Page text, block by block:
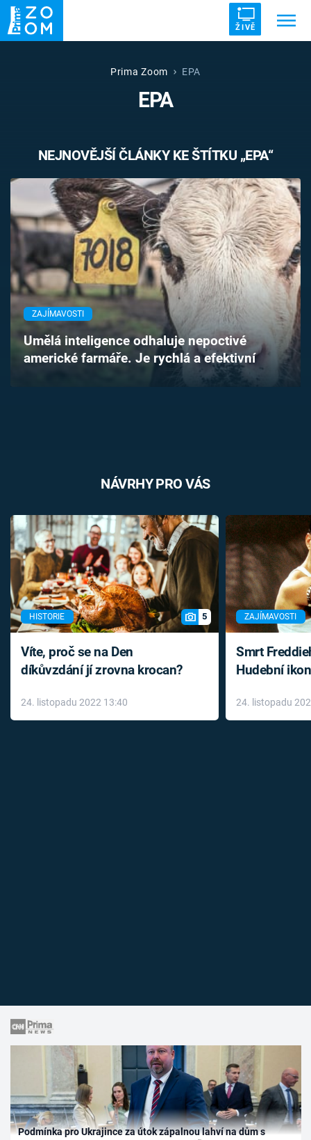
ŽIVĚ
UFO DRUHÁ SVĚTOVÁ VÁLKA
VETŘELCI DÁVNOVĚKU
Témata
Témata
Pořady
TV Program
Časopis
Sledujte prima+
Prima Zoom EPA
EPA
NEJNOVĚJŠÍ ČLÁNKY KE ŠTÍTKU „EPA“
ZAJÍMAVOSTI
Umělá inteligence odhaluje nepoctivé
americké farmáře. Je rychlá a efektivní
NÁVRHY PRO VÁS
HISTORIE 5
Víte, proč se na Den
díkůvzdání jí zrovna krocan?
24. listopadu 2022 13:40
ZAJÍMAVOSTI
Smrt
Hudební
léky
24. listopadu
Podmínka pro Ukrajince za útok zápalnou lahví na dům s